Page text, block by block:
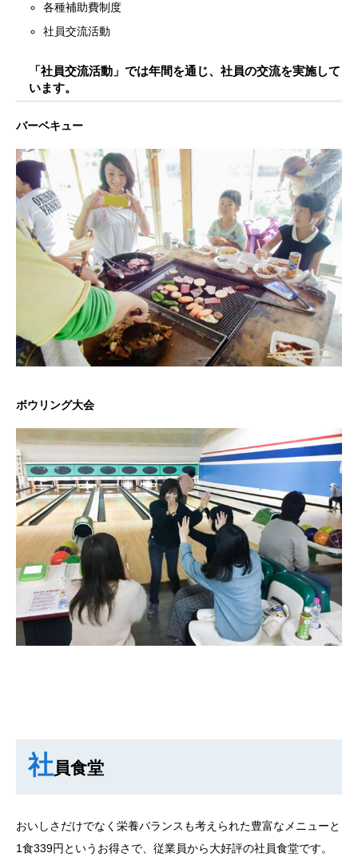
各種補助費制度
社員交流活動
「社員交流活動」では年間を通じ、社員の交流を実施して
います。
バーベキュー
ボウリング大会
社 員食堂
おいしさだけでなく栄養バランスも考えられた豊富なメニューと
1食339円というお得さで、従業員から大好評の社員食堂です。